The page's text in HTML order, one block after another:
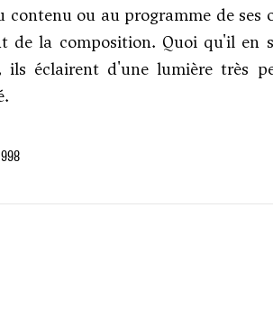
contenu ou au programme de
de la composition. Quoi qu'il en
ils éclairent d'une lumière très